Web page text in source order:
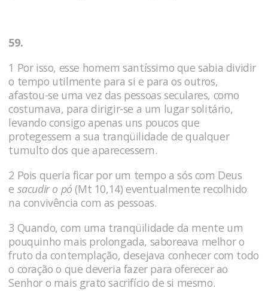
59.
1 Por isso, esse homem santíssimo que sabia dividir
o tempo utilmente para si e para os outros,
afastou-se uma vez das pessoas seculares, como
costumava, para dirigir-se a um lugar solitário,
levando consigo apenas uns poucos que
protegessem a sua tran­qüilidade de qualquer
tumulto dos que aparecessem.
2 Pois queria ficar por um tempo a sós com Deus
e sacudir o pó(Mt 10,14) eventualmente recolhido
na convivência com as pessoas.
3 Quando, com uma tranqüilidade da mente um
pouquinho mais prolongada, saboreava melhor o
fruto da contemplação, desejava conhecer com todo
o coração o que deveria fazer para ofere­cer ao
Senhor o mais grato sacrifício de si mesmo.